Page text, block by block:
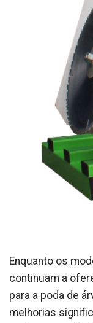
Enquanto os
continuam a
para a poda de
melhorias